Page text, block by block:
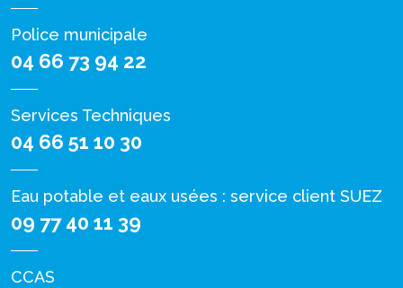
Police municipale
04 66 73 94 22
Services Techniques
04 66 51 10 30
Eau potable et eaux usées : service client SUEZ
09 77 40 11 39
CCAS